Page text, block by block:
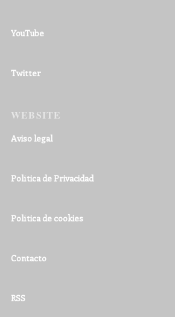
YouTube
Twitter
WEBSITE
Aviso legal
Política de Privacidad
Política de cookies
Contacto
RSS